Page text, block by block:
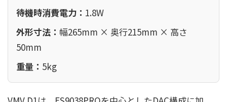
待機時消費電力： 1.8W
外形寸法： 幅265mm × 奥行215mm × 高さ
50mm
重量： 5kg